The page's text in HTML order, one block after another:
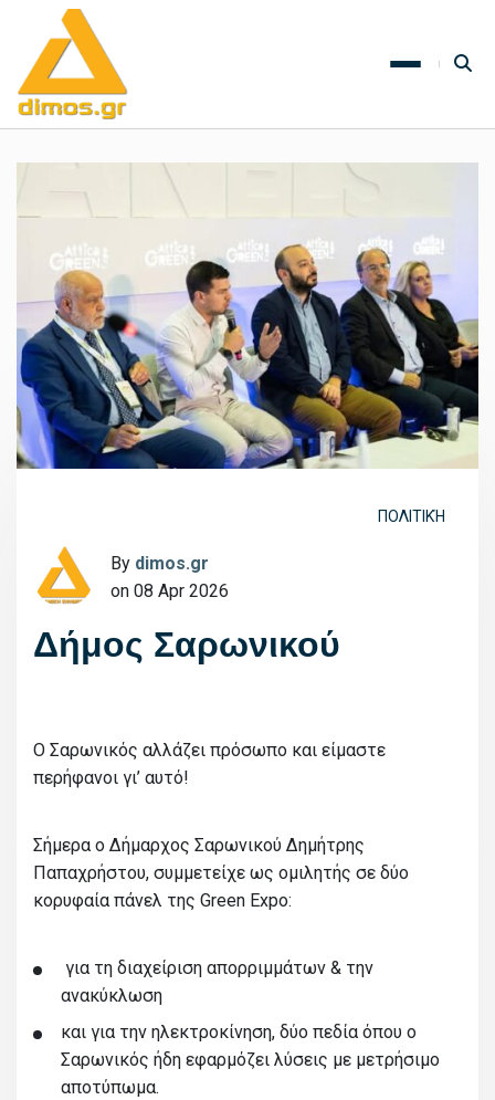
ΠΟΛΙΤΙΚΉ
By dimos.gr
on 08 Apr 2026
Δήμος Σαρωνικού
Ο Σαρωνικός αλλάζει πρόσωπο και είμαστε
περήφανοι γι’ αυτό!
Σήμερα ο Δήμαρχος Σαρωνικού Δημήτρης
Παπαχρήστου, συμμετείχε ως ομιλητής σε δύο
κορυφαία πάνελ της Green Expo:
για τη διαχείριση απορριμμάτων & την
ανακύκλωση
και για την ηλεκτροκίνηση, δύο πεδία όπου ο
Σαρωνικός ήδη εφαρμόζει λύσεις με μετρήσιμο
αποτύπωμα.